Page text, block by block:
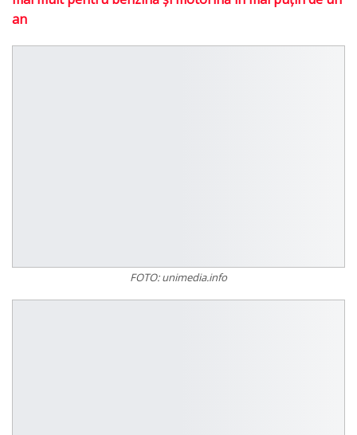
an
FOTO: unimedia.info